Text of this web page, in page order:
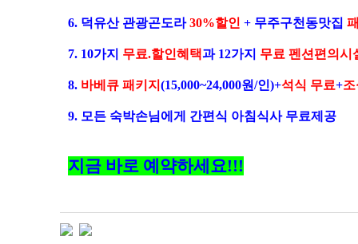
6. 덕유산 관광곤도라30%할인 + 무주구천동맛집
7. 10가지 무료.할인혜택과 12가지 무료 펜션편의시
8. 바베큐 패키지 (15,000~24,000원/인)+석식 무료+
9. 모든 숙박손님에게 간편식 아침식사 무료제공
지금 바로 예약하세요!!!